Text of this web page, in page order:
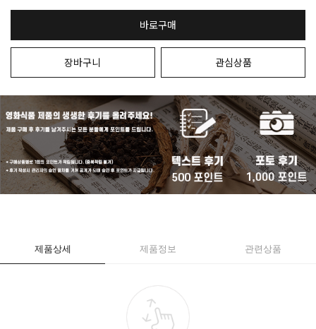
바로구매
장바구니 관심상품
제품상세 제품정보 관련상품